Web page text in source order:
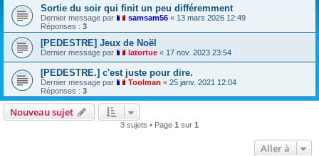
Sortie du soir qui finit un peu différemment
Dernier message par samsam56 « 13 mars 2026 12:49
Réponses : 3
[PEDESTRE] Jeux de Noël
Dernier message par latortue « 17 nov. 2023 23:54
[PEDESTRE.] c'est juste pour dire.
Dernier message par Toolman « 25 janv. 2021 12:04
Réponses : 3
Nouveau sujet
3 sujets • Page 1 sur 1
Aller à